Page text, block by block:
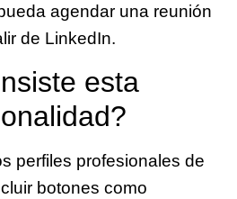
agendar una reunión
de LinkedIn.
esta
perfiles profesionales de
botones como